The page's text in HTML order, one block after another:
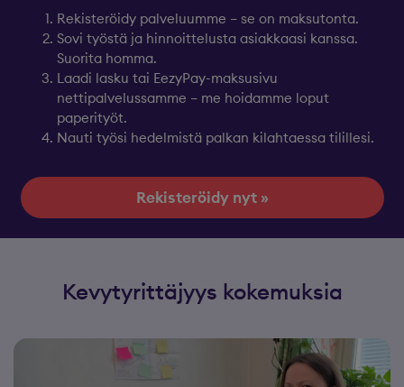
Rekisteröidy palveluumme – se on maksutonta.
Sovi työstä ja hinnoittelusta asiakkaasi kanssa.
Suorita homma.
Laadi lasku tai EezyPay-maksusivu
nettipalvelussamme – me hoidamme loput
paperityöt.
Nauti työsi hedelmistä palkan kilahtaessa tilillesi.
Rekisteröidy nyt »
Kevytyrittäjyys kokemuksia